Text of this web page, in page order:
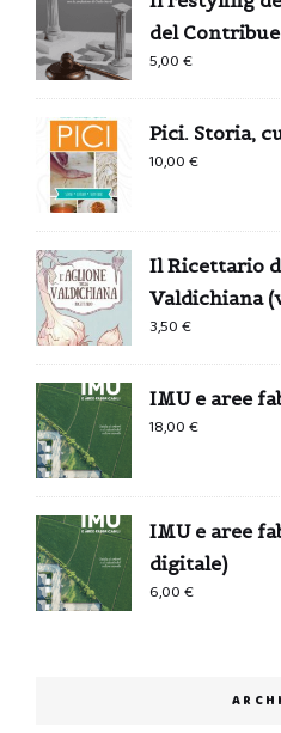
del
5,00€
Pici. Storia,
10,00€
Il Ricettario
Valdichiana
3,50€
IMU e aree
18,00€
IMU e aree
digitale)
6,00€